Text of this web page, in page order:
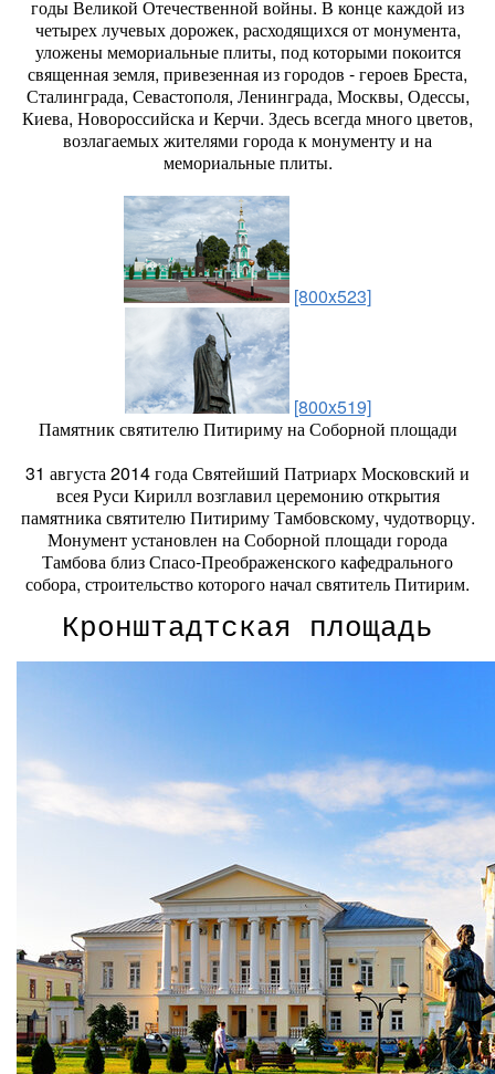
годы Великой Отечественной войны. В конце каждой из
четырех лучевых дорожек, расходящихся от монумента,
уложены мемориальные плиты, под которыми покоится
священная земля, привезенная из городов - героев Бреста,
Сталинграда, Севастополя, Ленинграда, Москвы, Одессы,
Киева, Новороссийска и Керчи. Здесь всегда много цветов,
возлагаемых жителями города к монументу и на
мемориальные плиты.
[800x523]
[800x519]
Памятник святителю Питириму на Соборной площади
31 августа 2014 года Святейший Патриарх Московский и
всея Руси Кирилл возглавил церемонию открытия
памятника святителю Питириму Тамбовскому, чудотворцу.
Монумент установлен на Соборной площади города
Тамбова близ Спасо-Преображенского кафедрального
собора, строительство которого начал святитель Питирим.
Кронштадтская площадь